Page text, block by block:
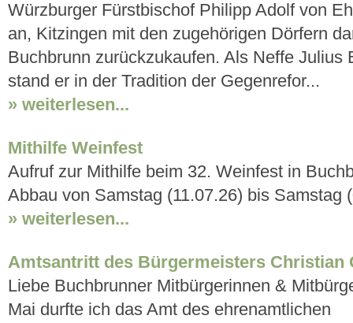
Würzburger Fürstbischof Philipp Adolf von
an, Kitzingen mit den zugehörigen Dörfern
Buchbrunn zurückzukaufen. Als Neffe Julius
stand er in der Tradition der Gegenrefor...
» weiterlesen...
Mithilfe Weinfest
Aufruf zur Mithilfe beim 32. Weinfest in
Abbau von Samstag (11.07.26) bis Samstag
» weiterlesen...
Amtsantritt des Bürgermeisters Christian
Liebe Buchbrunner Mitbürgerinnen &
Mai durfte ich das Amt des ehrenamtlichen